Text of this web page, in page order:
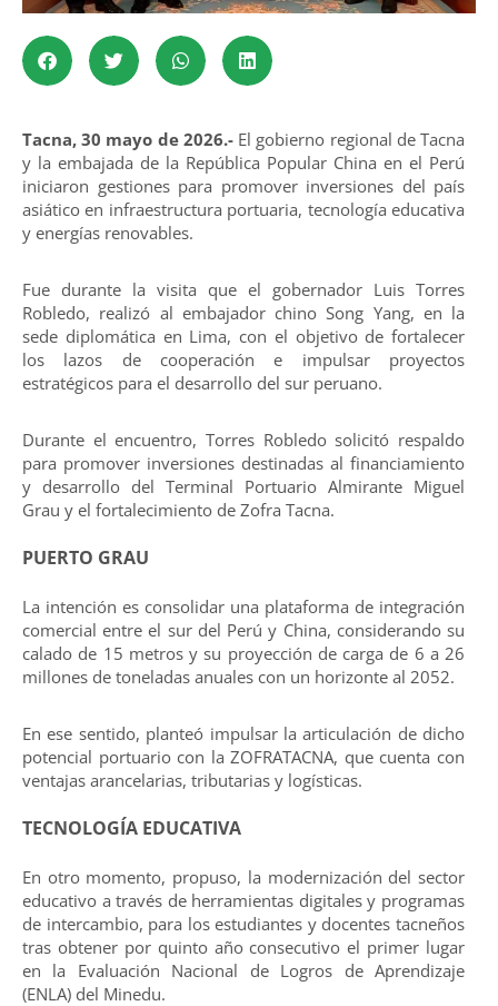
Tacna, 30 mayo de 2026.- El gobierno regional de Tacna
y la embajada de la República Popular China en el Perú
iniciaron gestiones para promover inversiones del país
asiático en infraestructura portuaria, tecnología educativa
y energías renovables.
Fue durante la visita que el gobernador Luis Torres
Robledo, realizó al embajador chino Song Yang, en la
sede diplomática en Lima, con el objetivo de fortalecer
los lazos de cooperación e impulsar proyectos
estratégicos para el desarrollo del sur peruano.
Durante el encuentro, Torres Robledo solicitó respaldo
para promover inversiones destinadas al financiamiento
y desarrollo del Terminal Portuario Almirante Miguel
Grau y el fortalecimiento de Zofra Tacna.
PUERTO GRAU
La intención es consolidar una plataforma de integración
comercial entre el sur del Perú y China, considerando su
calado de 15 metros y su proyección de carga de 6 a 26
millones de toneladas anuales con un horizonte al 2052.
En ese sentido, planteó impulsar la articulación de dicho
potencial portuario con la ZOFRATACNA, que cuenta con
ventajas arancelarias, tributarias y logísticas.
TECNOLOGÍA EDUCATIVA
En otro momento, propuso, la modernización del sector
educativo a través de herramientas digitales y programas
de intercambio, para los estudiantes y docentes tacneños
tras obtener por quinto año consecutivo el primer lugar
en la Evaluación Nacional de Logros de Aprendizaje
(ENLA) del Minedu.